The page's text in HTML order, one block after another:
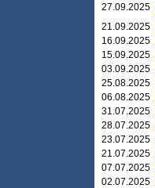
27.09.2025
21.09.2025
16.09.2025
15.09.2025
03.09.2025
25.08.2025
06.08.2025
31.07.2025
28.07.2025
23.07.2025
21.07.2025
07.07.2025
02.07.2025